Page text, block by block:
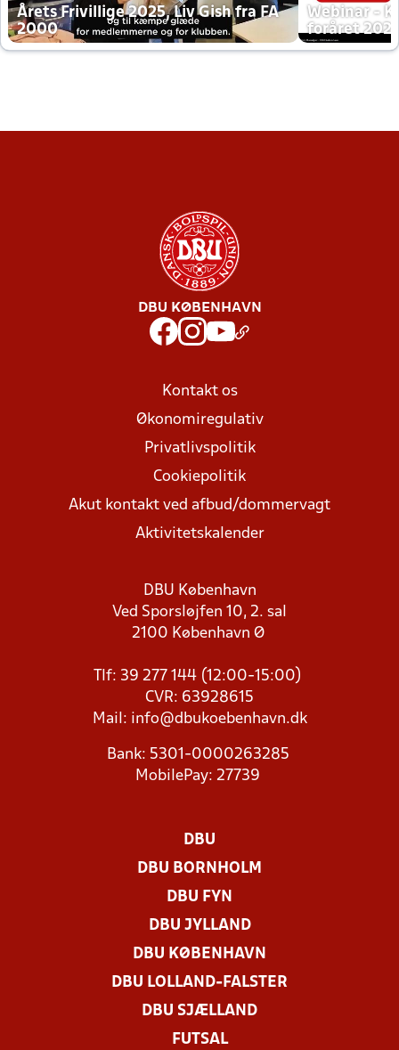
Årets Frivillige 2025, Liv Gish fra FA
2000
Webinar -
foråret
DBU KØBENHAVN
Kontakt os
Økonomiregulativ
Privatlivspolitik
Cookiepolitik
Akut kontakt ved afbud/dommervagt
Aktivitetskalender
DBU København
Ved Sporsløjfen 10, 2. sal
2100 København Ø
Tlf: 39 277 144 (12:00-15:00)
CVR: 63928615
Mail: info@dbukoebenhavn.dk
Bank: 5301-0000263285
MobilePay: 27739
DBU
DBU BORNHOLM
DBU FYN
DBU JYLLAND
DBU KØBENHAVN
DBU LOLLAND-FALSTER
DBU SJÆLLAND
FUTSAL